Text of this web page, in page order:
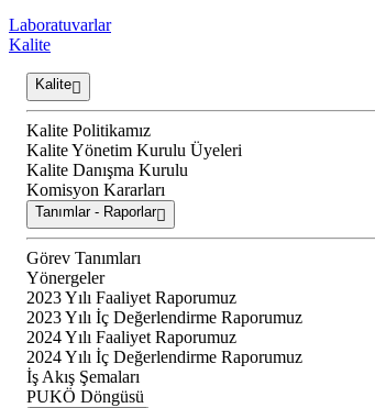
Laboratuvarlar
Kalite
Kalite
Kalite Politikamız
Kalite Yönetim Kurulu Üyeleri
Kalite Danışma Kurulu
Komisyon Kararları
Tanımlar - Raporlar
Görev Tanımları
Yönergeler
2023 Yılı Faaliyet Raporumuz
2023 Yılı İç Değerlendirme Raporumuz
2024 Yılı Faaliyet Raporumuz
2024 Yılı İç Değerlendirme Raporumuz
İş Akış Şemaları
PUKÖ Döngüsü